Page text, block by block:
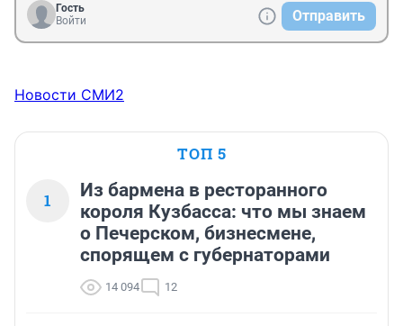
Гость
Войти
Отправить
Новости СМИ2
ТОП 5
1
Из бармена в ресторанного
короля Кузбасса: что мы знаем
о Печерском, бизнесмене,
спорящем с губернаторами
14 094 12